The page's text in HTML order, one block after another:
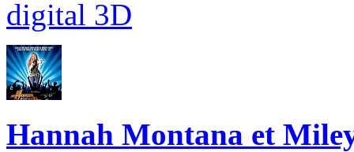
digital 3D
Hannah Montana et